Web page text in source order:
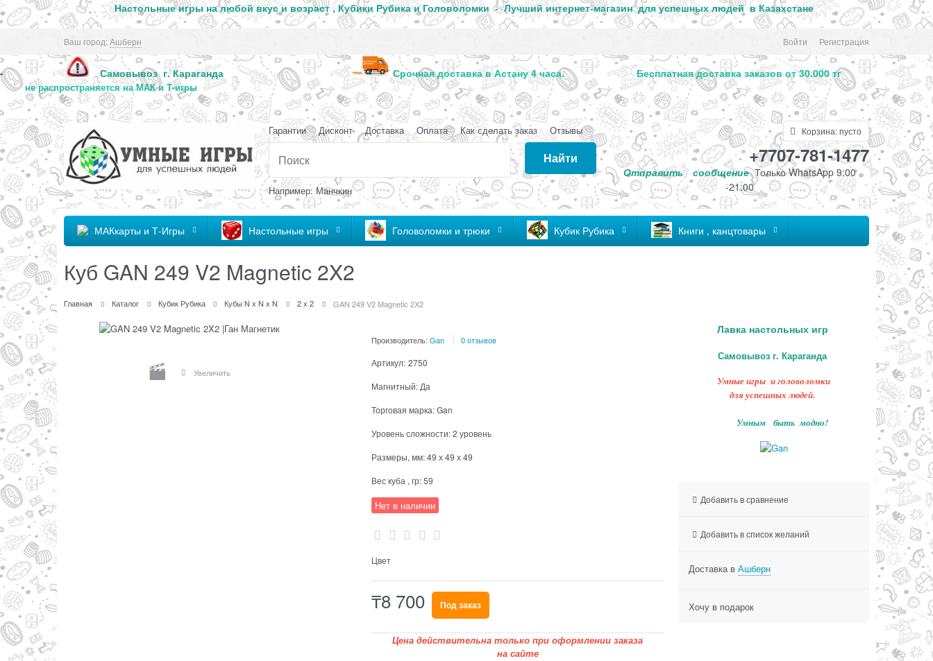
Настольные игры на любой вкус и возраст , Кубики Рубика и Головоломки - Лучший интернет-магазин для успешных людей в Казахстане
Ваш город:Ашберн Войти Регистрация
- Самовывоз г. Караганда Срочная доставка в Астану 4 часа. Бесплатная доставка заказов от 30.000 тг
не распространяется на МАК и Т-игры
Гарантии Дисконт Доставка Оплата Как сделать заказ Отзывы
Найти
Например: Манчкин
Корзина:пусто
+7707-781-1477
Отправить сообщениеТолько WhatsApp 9:00
-21:00
МАКкарты и Т-Игры Настольные игры Головоломки и трюки Кубик Рубика Книги , канцтовары
Куб GAN 249 V2 Magnetic 2X2
Главная Каталог Кубик Рубика Кубы N x N x N 2 x 2 GAN 249 V2 Magnetic 2X2
Увеличить
Производитель: Gan 0 отзывов
Артикул: 2750
Магнитный: Да
Торговая марка:Gan
Уровень сложности:2 уровень
Размеры, мм:49 х 49 х 49
Вес куба , гр:59
Нет в наличии
Цвет
₸8 700 Под заказ
Цена действительна только при оформлении заказа
на сайте
Лавка настольных игр
Самовывоз г. Караганда
Умные игры и головоломки
для успешных людей.
Умным быть модно!
Добавить в сравнение
Добавить в список желаний
Доставка в Ашберн
Хочу в подарок